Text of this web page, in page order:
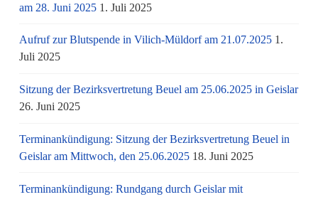
am 28. Juni 2025 1. Juli 2025
Aufruf zur Blutspende in Vilich-Müldorf am 21.07.2025 1.
Juli 2025
Sitzung der Bezirksvertretung Beuel am 25.06.2025 in Geislar
26. Juni 2025
Terminankündigung: Sitzung der Bezirksvertretung Beuel in
Geislar am Mittwoch, den 25.06.2025 18. Juni 2025
Terminankündigung: Rundgang durch Geislar mit